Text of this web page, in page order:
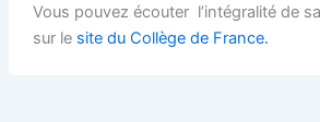
Vous pouvez écouter l’intégralité de
sur le site du Collège de France.